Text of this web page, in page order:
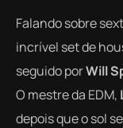
Falando sobre
incrível set de
seguido porWill
O mestre da EDM,
depois que o sol